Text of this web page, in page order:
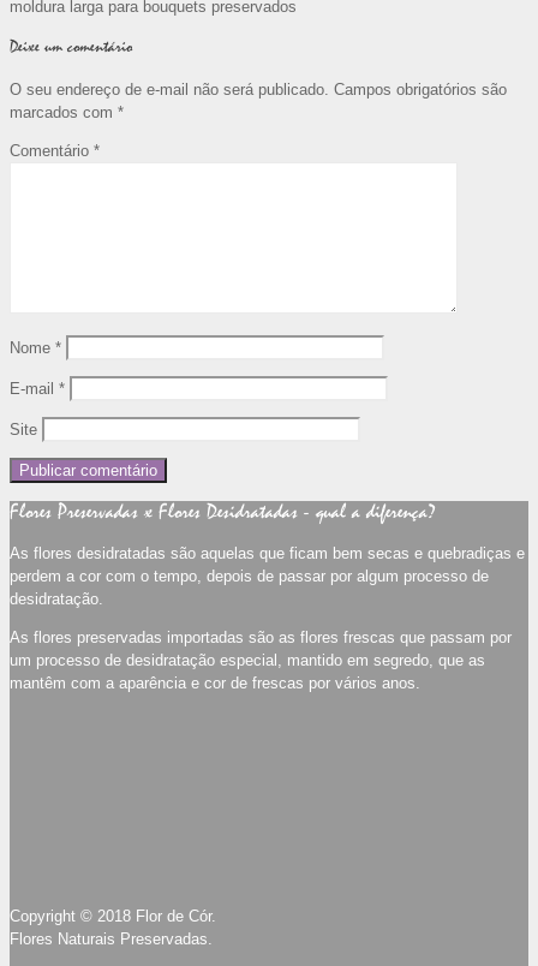
moldura larga para bouquets preservados
Deixe um comentário
O seu endereço de e-mail não será publicado. Campos obrigatórios são
marcados com *
Comentário *
Nome *
E-mail *
Site
Flores Preservadas x Flores Desidratadas - qual a diferença?
As flores desidratadas são aquelas que ficam bem secas e quebradiças e
perdem a cor com o tempo, depois de passar por algum processo de
desidratação.
As flores preservadas importadas são as flores frescas que passam por
um processo de desidratação especial, mantido em segredo, que as
mantêm com a aparência e cor de frescas por vários anos.
Copyright © 2018 Flor de Cór.
Flores Naturais Preservadas.